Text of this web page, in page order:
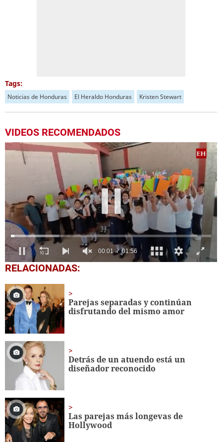
Tags:
Noticias de Honduras El Heraldo Honduras Kristen Stewart
VIDEOS RECOMENDADOS
0
seconds
1
minute,
56
seconds
RELACIONADAS:
Parejas separadas y continúan
disfrutando del mismo amor
Detrás de un atuendo está un
diseñador reconocido
Las parejas más longevas de
Hollywood